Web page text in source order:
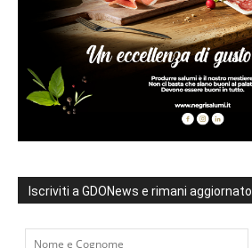
Iscriviti a GDONews e rimani aggiornato